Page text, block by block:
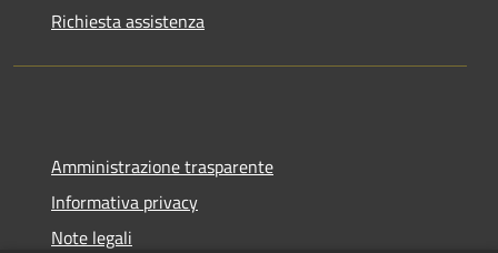
Richiesta assistenza
Amministrazione trasparente
Informativa privacy
Note legali